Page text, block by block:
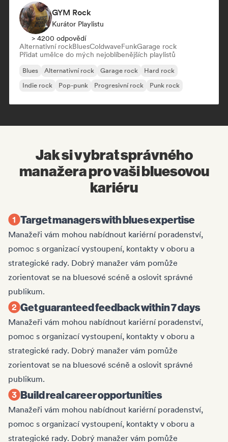
GYM Rock
Kurátor Playlistu
> 4200 odpovědí
Alternativní rockBluesColdwaveFunkGarage rock
Přidat umělce do mých nejoblíbenějších playlistů
Blues Alternativní rock Garage rock
Hard rock
Indie rock
Pop-punk Progresivní rock Punk rock
Jak si vybrat správného
manažera pro vaši bluesovou
kariéru
Target managers with blues expertise
Manažeři vám mohou nabídnout kariérní poradenství,
pomoc s organizací vystoupení, kontakty v oboru a
strategické rady. Dobrý manažer vám pomůže
zorientovat se na bluesové scéně a oslovit správné
publikum.
Get guaranteed feedback within 7 days
Manažeři vám mohou nabídnout kariérní poradenství,
pomoc s organizací vystoupení, kontakty v oboru a
strategické rady. Dobrý manažer vám pomůže
zorientovat se na bluesové scéně a oslovit správné
publikum.
Build real career opportunities
Manažeři vám mohou nabídnout kariérní poradenství,
pomoc s organizací vystoupení, kontakty v oboru a
strategické rady. Dobrý manažer vám pomůže